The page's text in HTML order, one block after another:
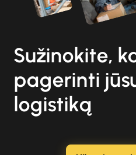
Sužinokite,
pagerinti
logistiką